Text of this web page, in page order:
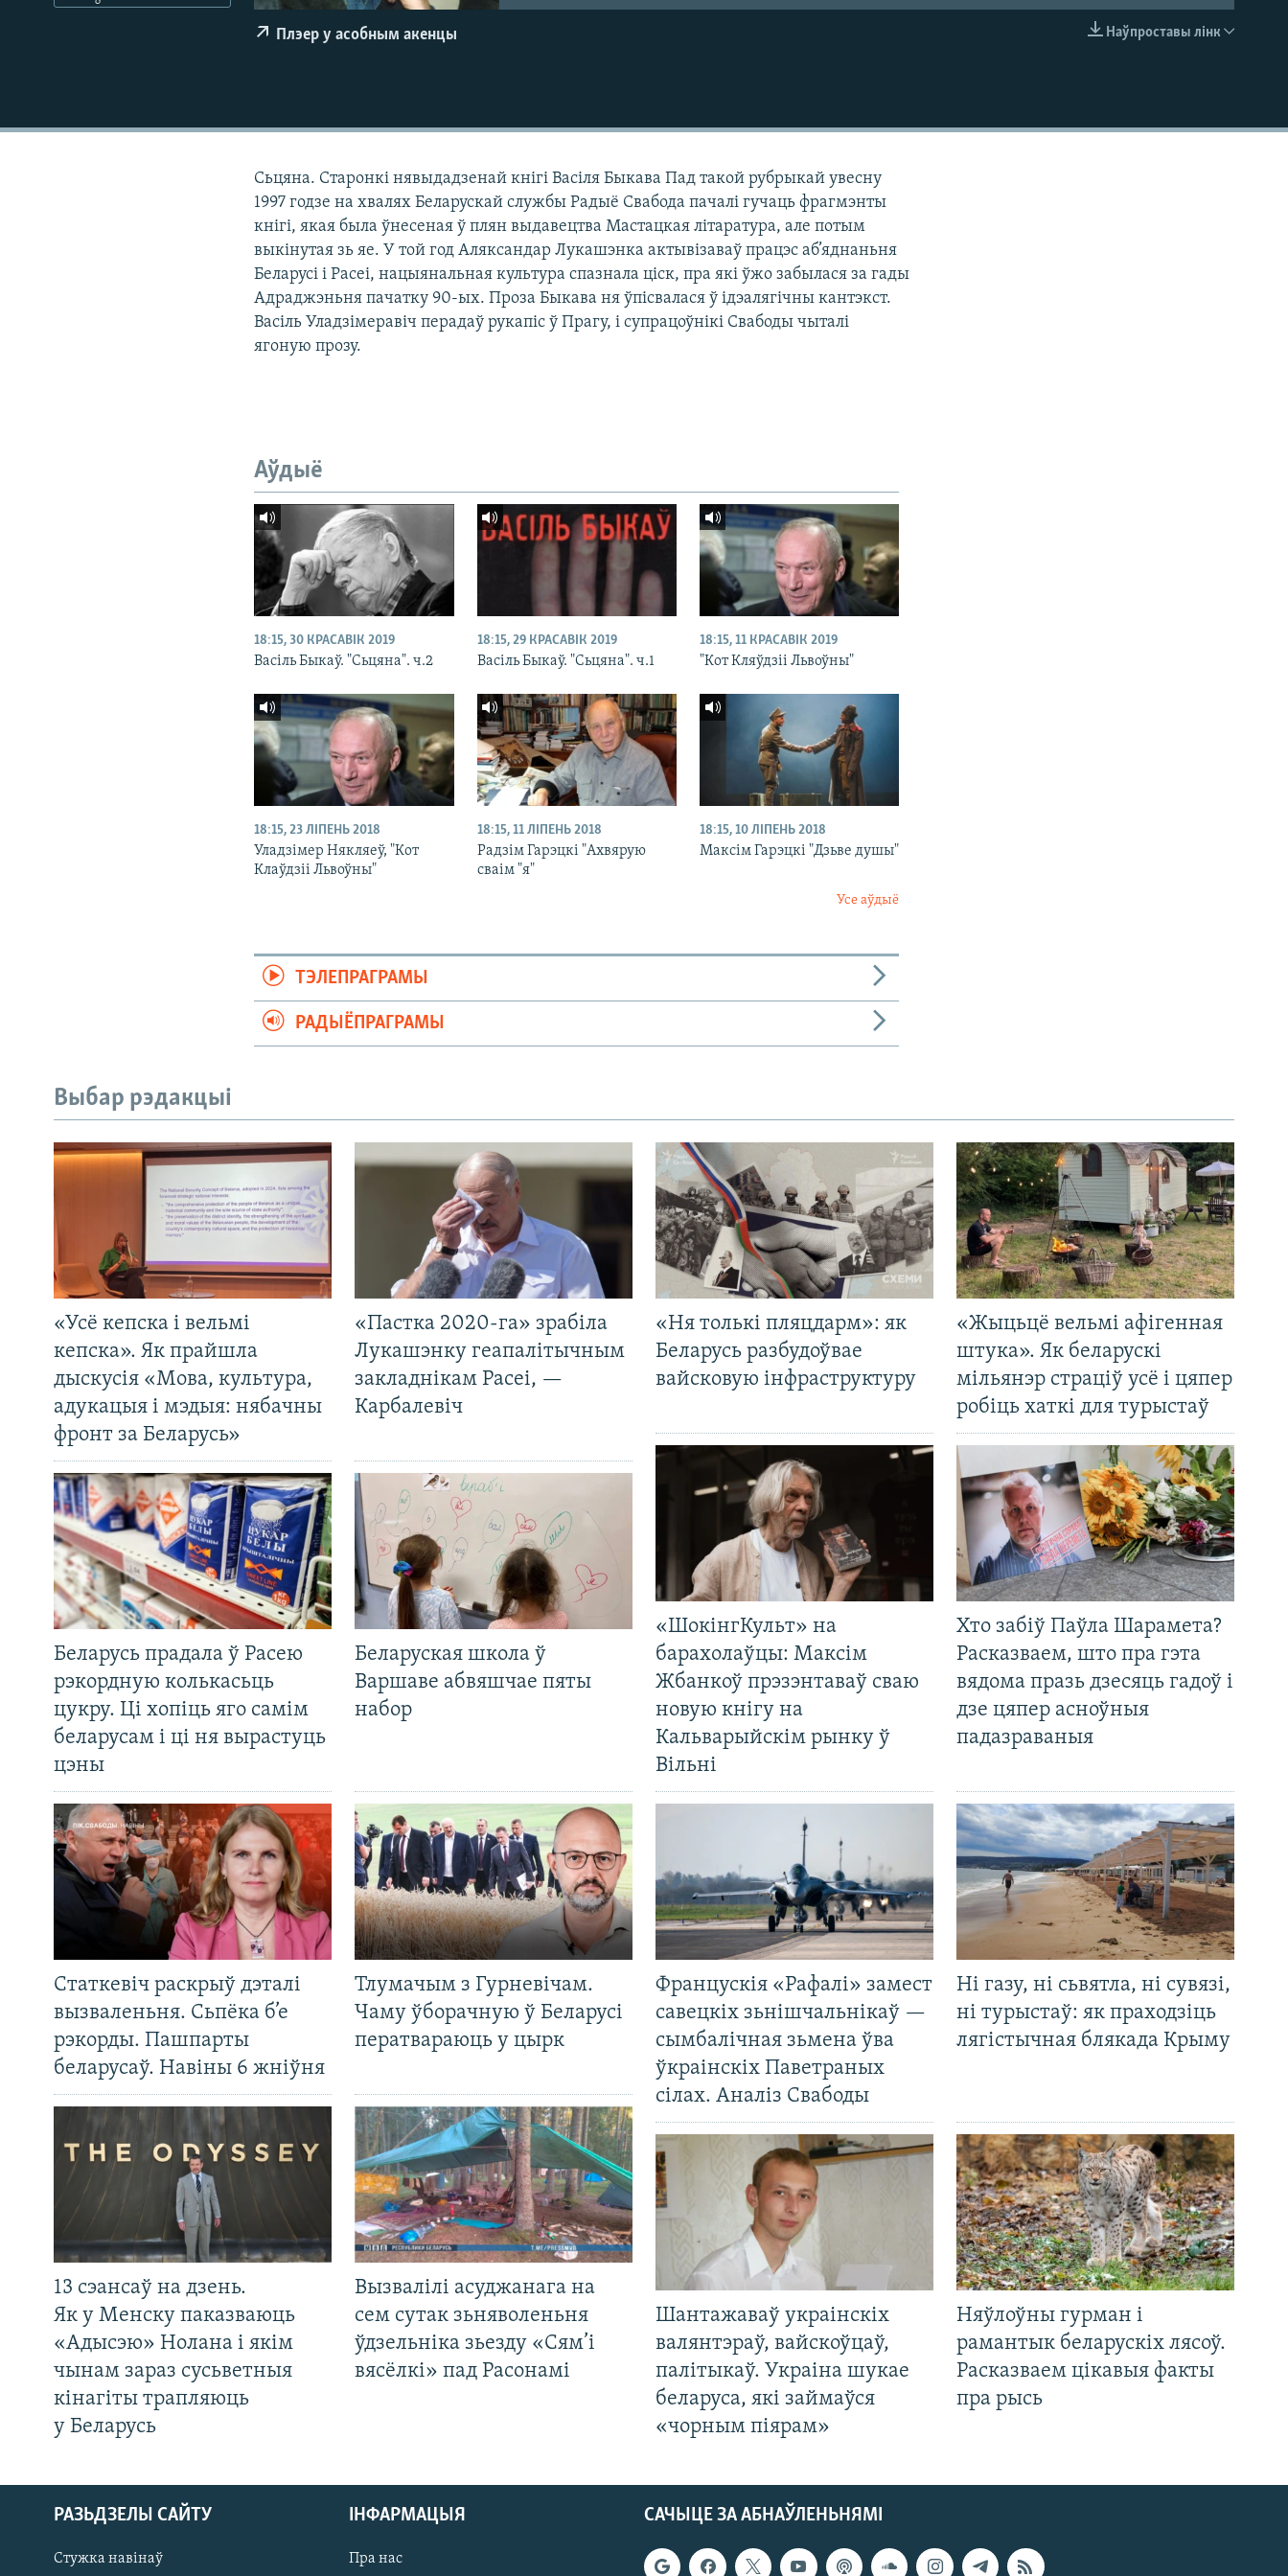
Наўпроставы лінк
Плэер у асобным акенцы
Сьцяна. Старонкі нявыдадзенай кнігі Васіля Быкава Пад такой рубрыкай увесну
1997 годзе на хвалях Беларускай службы Радыё Свабода пачалі гучаць фрагмэнты
кнігі, якая была ўнесеная ў плян выдавецтва Мастацкая літаратура, але потым
выкінутая зь яе. У той год Аляксандар Лукашэнка актывізаваў працэс аб’яднаньня
Беларусі і Расеі, нацыянальная культура спазнала ціск, пра які ўжо забылася за гады
Адраджэньня пачатку 90-ых. Проза Быкава ня ўпісвалася ў ідэалягічны кантэкст.
Васіль Уладзімеравіч перадаў рукапіс ў Прагу, і супрацоўнікі Свабоды чыталі
ягоную прозу.
Аўдыё
18:15, 30 КРАСАВІК 2019
Васіль Быкаў. "Сьцяна". ч.2
18:15, 29 КРАСАВІК 2019
Васіль Быкаў. "Сьцяна". ч.1
18:15, 11 КРАСАВІК 2019
"Кот Кляўдзіі Львоўны"
18:15, 23 ЛІПЕНЬ 2018
Уладзімер Някляеў, "Кот
Клаўдзіі Львоўны"
18:15, 11 ЛІПЕНЬ 2018
Радзім Гарэцкі "Ахвярую
сваім "я"
18:15, 10 ЛІПЕНЬ 2018
Максім Гарэцкі "Дзьве душы"
Усе аўдыё
ТЭЛЕПРАГРАМЫ
РАДЫЁПРАГРАМЫ
Выбар рэдакцыі
«Усё кепска і вельмі
кепска». Як прайшла
дыскусія «Мова, культура,
адукацыя і мэдыя: нябачны
фронт за Беларусь»
«Пастка 2020-га» зрабіла
Лукашэнку геапалітычным
закладнікам Расеі, —
Карбалевіч
Беларусь прадала ў Расею
рэкордную колькасьць
цукру. Ці хопіць яго самім
беларусам і ці ня вырастуць
цэны
Беларуская школа ў
Варшаве абвяшчае пяты
набор
Статкевіч раскрыў дэталі
вызваленьня. Сьпёка б’е
рэкорды. Пашпарты
беларусаў. Навіны 6 жніўня
Тлумачым з Гурневічам.
Чаму ўборачную ў Беларусі
ператвараюць у цырк
13 сэансаў на дзень.
Як у Менску паказваюць
«Адысэю» Нолана і якім
чынам зараз сусьветныя
кінагіты трапляюць
у Беларусь
Вызвалілі асуджанага на
сем сутак зьняволеньня
ўдзельніка зьезду «Сям’і
вясёлкі» пад Расонамі
«Ня толькі пляцдарм»: як
Беларусь разбудоўвае
вайсковую інфраструктуру
«Жыцьцё вельмі афігенная
штука». Як беларускі
мільянэр страціў усё і цяпер
робіць хаткі для турыстаў
«ШокінгКульт» на
барахолаўцы: Максім
Жбанкоў прэзэнтаваў сваю
новую кнігу на
Кальварыйскім рынку ў
Вільні
Хто забіў Паўла Шарамета?
Расказваем, што пра гэта
вядома празь дзесяць гадоў і
дзе цяпер асноўныя
падазраваныя
Францускія «Рафалі» замест
савецкіх зьнішчальнікаў —
сымбалічная зьмена ўва
ўкраінскіх Паветраных
сілах. Аналіз Свабоды
Ні газу, ні сьвятла, ні сувязі,
ні турыстаў: як праходзіць
лягістычная блякада Крыму
Шантажаваў украінскіх
валянтэраў, вайскоўцаў,
палітыкаў. Украіна шукае
беларуса, які займаўся
«чорным піярам»
Няўлоўны гурман і
рамантык беларускіх лясоў.
Расказваем цікавыя факты
пра рысь
САЧЫЦЕ ЗА АБНАЎЛЕНЬНЯМІ
РАЗЬДЗЕЛЫ САЙТУ
Стужка навінаў
ІНФАРМАЦЫЯ
Пра нас